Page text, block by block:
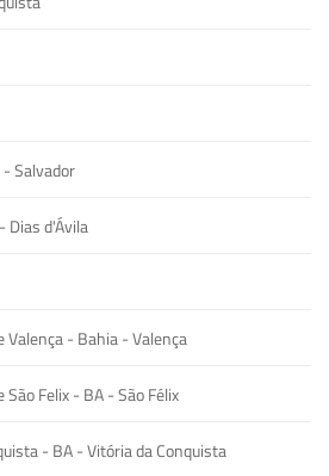
Salvador
Dias d'Ávila
Valença - Bahia - Valença
Felix - BA - São Félix
- BA - Vitória da Conquista